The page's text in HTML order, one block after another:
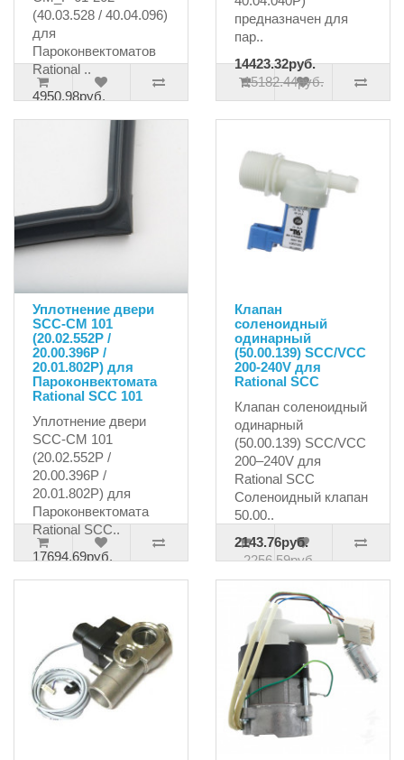
(40.03.528 / 40.04.096)
для
Пароконвектоматов
Rational ..
4950.98руб.
предназначен для
пар..
14423.32руб.
15182.44руб.
Уплотнение двери
SCC-CM 101
(20.02.552P /
20.00.396P /
20.01.802P) для
Пароконвектомата
Rational SCC 101
Уплотнение двери
SCC-CM 101
(20.02.552P /
20.00.396P /
20.01.802P) для
Пароконвектомата
Rational SCC..
17694.69руб.
Клапан
соленоидный
одинарный
(50.00.139) SCC/VCC
200-240V для
Rational SCC
Клапан соленоидный
одинарный
(50.00.139) SCC/VCC
200–240V для
Rational SCC
Соленоидный клапан
50.00..
2143.76руб.
2256.59руб.